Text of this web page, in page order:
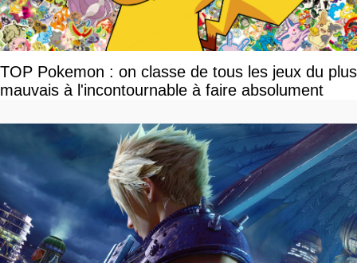
TOP Pokemon : on classe de tous les jeux du plus
mauvais à l'incontournable à faire absolument